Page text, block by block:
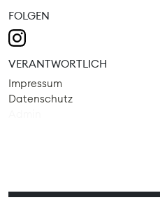
FOLGEN
VERANTWORTLICH
Impressum
Datenschutz